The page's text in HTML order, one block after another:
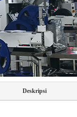
Deskripsi